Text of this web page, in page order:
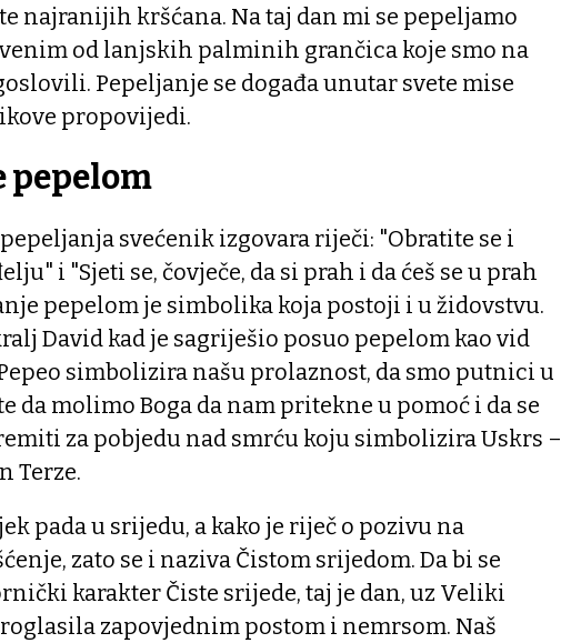
najranijih kršćana. Na taj dan mi se pepeljamo
od lanjskih palminih grančica koje smo na
Pepeljanje se događa unutar svete mise
propovijedi.
pepelom
svećenik izgovara riječi: "Obratite se i
i "Sjeti se, čovječe, da si prah i da ćeš se u prah
pepelom je simbolika koja postoji i u židovstvu.
David kad je sagriješio posuo pepelom kao vid
simbolizira našu prolaznost, da smo putnici u
da molimo Boga da nam pritekne u pomoć i da se
za pobjedu nad smrću koju simbolizira Uskrs –
Terze.
pada u srijedu, a kako je riječ o pozivu na
zato se i naziva Čistom srijedom. Da bi se
karakter Čiste srijede, taj je dan, uz Veliki
zapovjednim postom i nemrsom. Naš